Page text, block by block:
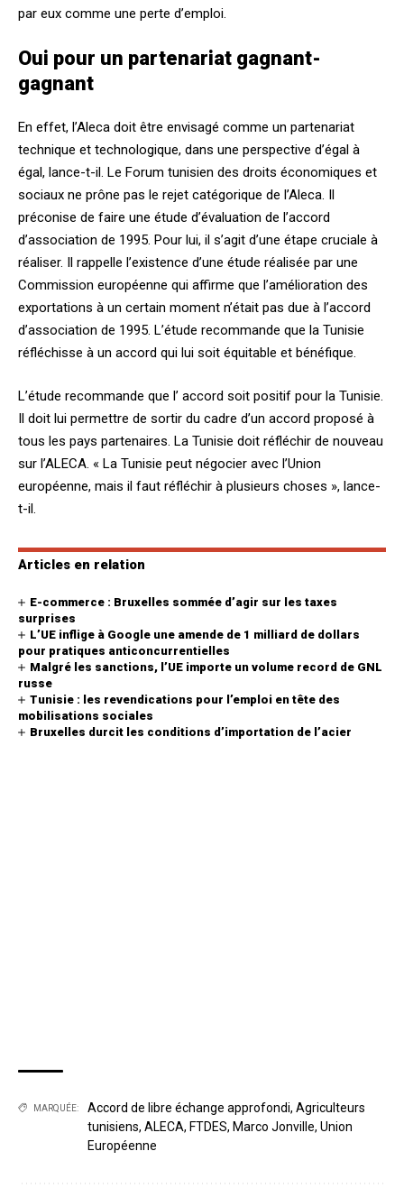
par eux comme une perte d’emploi.
Oui pour un partenariat gagnant-
gagnant
En effet, l’Aleca doit être envisagé comme un partenariat
technique et technologique, dans une perspective d’égal à
égal, lance-t-il. Le Forum tunisien des droits économiques et
sociaux ne prône pas le rejet catégorique de l’Aleca. Il
préconise de faire une étude d’évaluation de l’accord
d’association de 1995. Pour lui, il s’agit d’une étape cruciale à
réaliser. Il rappelle l’existence d’une étude réalisée par une
Commission européenne qui affirme que l’amélioration des
exportations à un certain moment n’était pas due à l’accord
d’association de 1995. L’étude recommande que la Tunisie
réfléchisse à un accord qui lui soit équitable et bénéfique.
L’étude recommande que l’ accord soit positif pour la Tunisie.
Il doit lui permettre de sortir du cadre d’un accord proposé à
tous les pays partenaires. La Tunisie doit réfléchir de nouveau
sur l’ALECA. « La Tunisie peut négocier avec l’Union
européenne, mais il faut réfléchir à plusieurs choses », lance-
t-il.
Articles en relation
E-commerce : Bruxelles sommée d’agir sur les taxes
surprises
L’UE inflige à Google une amende de 1 milliard de dollars
pour pratiques anticoncurrentielles
Malgré les sanctions, l’UE importe un volume record de GNL
russe
Tunisie : les revendications pour l’emploi en tête des
mobilisations sociales
Bruxelles durcit les conditions d’importation de l’acier
MARQUÉE: Accord de libre échange approfondi, Agriculteurs
tunisiens, ALECA, FTDES, Marco Jonville, Union
Européenne